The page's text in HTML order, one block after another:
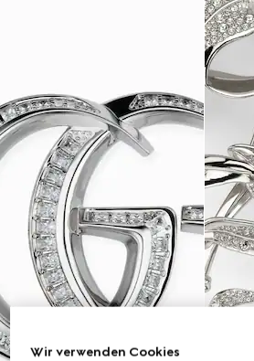
Wir verwenden Cookies